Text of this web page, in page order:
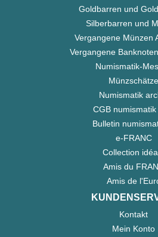
Goldbarren und
Silberbarren und
Vergangene Münzen
Vergangene
Numismatik-
Münzschätze
Numismatik
CGB numismatik
Bulletin
e-FRANC
Collection
Amis du
Amis de
Kontakt
Mein Konto